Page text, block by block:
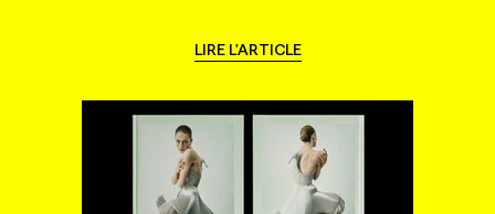
LIRE L'ARTICLE